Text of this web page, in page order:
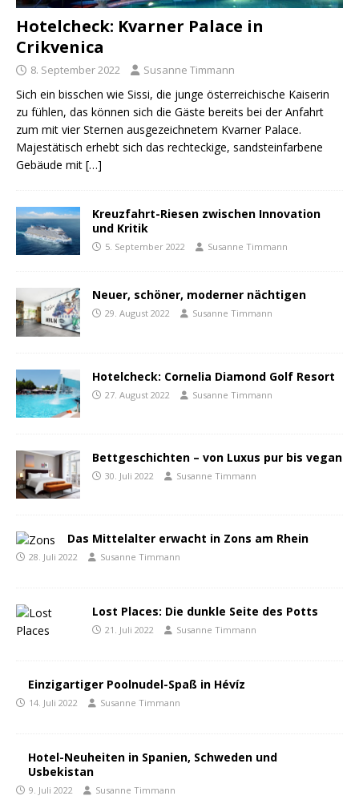
Hotelcheck: Kvarner Palace in
Crikvenica
8. September 2022 Susanne Timmann
Sich ein bisschen wie Sissi, die junge österreichische Kaiserin
zu fühlen, das können sich die Gäste bereits bei der Anfahrt
zum mit vier Sternen ausgezeichnetem Kvarner Palace.
Majestätisch erhebt sich das rechteckige, sandsteinfarbene
Gebäude mit […]
Kreuzfahrt-Riesen zwischen Innovation
und Kritik
5. September 2022 Susanne Timmann
Neuer, schöner, moderner nächtigen
29. August 2022 Susanne Timmann
Hotelcheck: Cornelia Diamond Golf Resort
27. August 2022 Susanne Timmann
Bettgeschichten – von Luxus pur bis vegan
30. Juli 2022 Susanne Timmann
Das Mittelalter erwacht in Zons am Rhein
28. Juli 2022 Susanne Timmann
Lost Places: Die dunkle Seite des Potts
21. Juli 2022 Susanne Timmann
Einzigartiger Poolnudel-Spaß in Hévíz
14. Juli 2022 Susanne Timmann
Hotel-Neuheiten in Spanien, Schweden und
Usbekistan
9. Juli 2022 Susanne Timmann